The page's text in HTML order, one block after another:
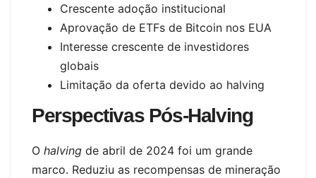
Crescente adoção institucional
Aprovação de ETFs de Bitcoin nos EUA
Interesse crescente de investidores
globais
Limitação da oferta devido ao halving
Perspectivas Pós-Halving
O halving de abril de 2024 foi um grande
marco. Reduziu as recompensas de mineração